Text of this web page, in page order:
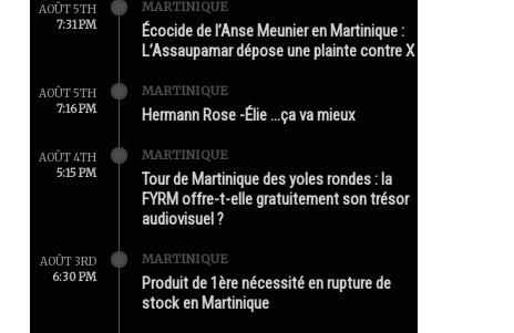
AOÛT 5TH
7:31 PM
MARTINIQUE
Écocide de l’Anse Meunier en Martinique :
L’Assaupamar dépose une plainte contre X
AOÛT 5TH
7:16 PM
MARTINIQUE
Hermann Rose -Élie …ça va mieux
AOÛT 4TH
5:15 PM
MARTINIQUE
Tour de Martinique des yoles rondes : la
FYRM offre-t-elle gratuitement son trésor
audiovisuel ?
AOÛT 3RD
6:30 PM
MARTINIQUE
Produit de 1ère nécessité en rupture de
stock en Martinique